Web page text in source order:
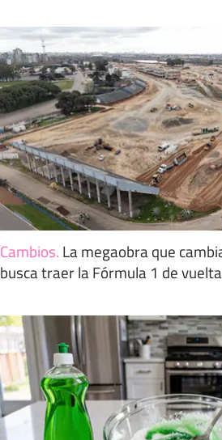
Cambios. La megaobra que
busca traer la Fórmula 1 de